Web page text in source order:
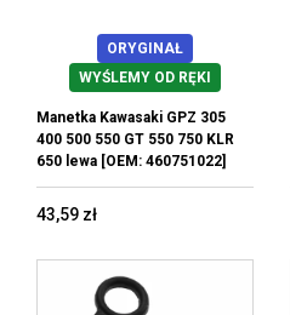
ORYGINAŁ
WYŚLEMY OD RĘKI
Manetka Kawasaki GPZ 305
400 500 550 GT 550 750 KLR
650 lewa [OEM: 460751022]
43,59 zł